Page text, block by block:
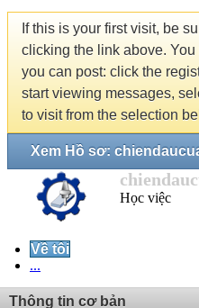
If this is your first visit, be
clicking the link above. You
you can post: click the
start viewing messages,
to visit from the selection
Xem Hồ sơ:
Học việc
Về tôi
...
Thông tin cơ bản